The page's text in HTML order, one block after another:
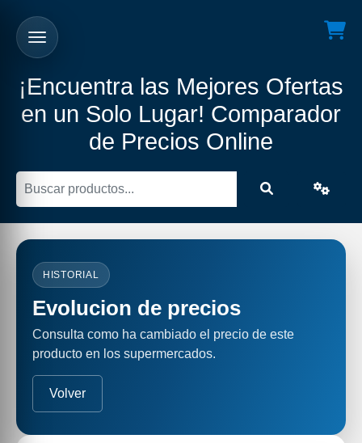
¡Encuentra las Mejores Ofertas
en un Solo Lugar! Comparador
de Precios Online
HISTORIAL
Evolucion de precios
Consulta como ha cambiado el precio de este
producto en los supermercados.
Volver